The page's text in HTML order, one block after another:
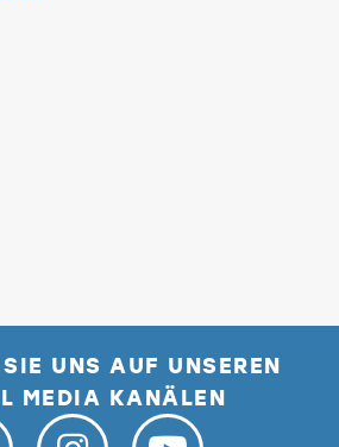
UNS AUF UNSEREN
MEDIA KANÄLEN